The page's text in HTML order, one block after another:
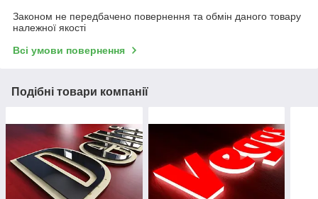
Законом не передбачено повернення та обмін даного товару
належної якості
Всі умови повернення
Подібні товари компанії